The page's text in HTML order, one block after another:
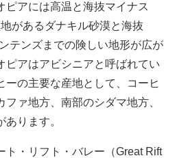
ピアには高温と海抜マイナス
があるダナキル砂漠と海抜
テンズまでの険しい地形が広が
ピアはアビシニアと呼ばれてい
ーの主要な産地として、コーヒ
ァ地方、南部のシダマ地方、
ります。
ト・リフト・バレー（Great Rift